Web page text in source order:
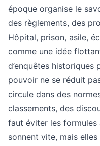
époque organise le
des règlements, des
Hôpital, prison, asile,
comme une idée
d’enquêtes historiques
pouvoir ne se réduit
circule dans des
classements, des
faut éviter les formules
sonnent vite, mais